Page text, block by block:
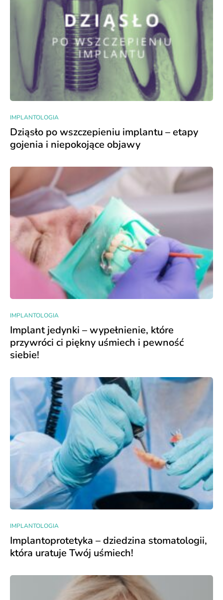
IMPLANTOLOGIA
Dziąsło po wszczepieniu implantu – etapy
gojenia i niepokojące objawy
IMPLANTOLOGIA
Implant jedynki – wypełnienie, które
przywróci ci piękny uśmiech i pewność
siebie!
IMPLANTOLOGIA
Implantoprotetyka – dziedzina stomatologii,
która uratuje Twój uśmiech!